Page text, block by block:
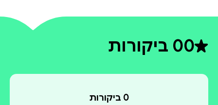
0דירוג ממוצע 0 מתוך 5
0 ביקורות
0 ביקורות